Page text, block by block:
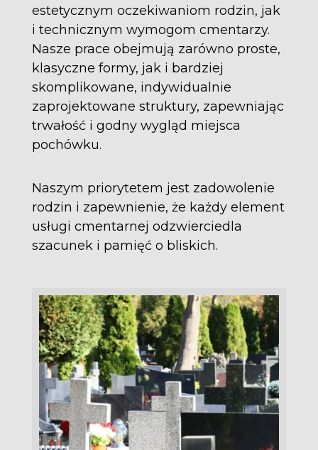
estetycznym oczekiwaniom rodzin, jak
i technicznym wymogom cmentarzy.
Nasze prace obejmują zarówno proste,
klasyczne formy, jak i bardziej
skomplikowane, indywidualnie
zaprojektowane struktury, zapewniając
trwałość i godny wygląd miejsca
pochówku.
Naszym priorytetem jest zadowolenie
rodzin i zapewnienie, że każdy element
usługi cmentarnej odzwierciedla
szacunek i pamięć o bliskich.